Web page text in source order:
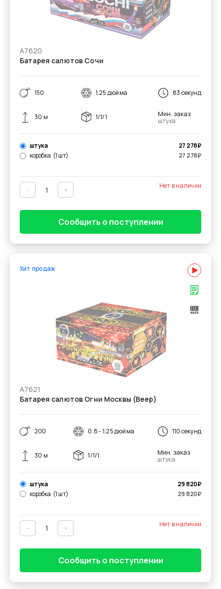
А7620
Батарея салютов Сочи
150 1.25 дюйма 83 секунд
30 м 1/1/1
Мин. заказ
штука
штука 27 278₽
коробка (1 шт) 27 278₽
- + Нет в наличии
Сообщить о поступлении
Хит продаж
А7621
Батарея салютов Огни Москвы (Веер)
200 0.8 - 1.25 дюйма 110 секунд
30 м 1/1/1
Мин. заказ
штука
штука 29 820₽
коробка (1 шт) 29 820₽
- + Нет в наличии
Сообщить о поступлении